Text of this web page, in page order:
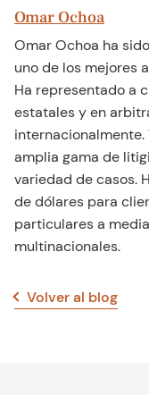
Omar Ochoa
Omar Ochoa ha
uno de los mejores
Ha representado a
estatales y en
internacionalmente.
amplia gama de
variedad de casos.
de dólares para
particulares a
multinacionales.
Volver al blog